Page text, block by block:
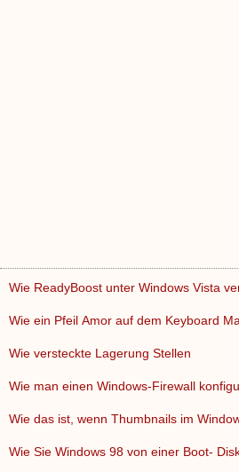
Wie ReadyBoost unter Windows Vista
Wie ein Pfeil Amor auf dem Keyboard
Wie versteckte Lagerung Stellen
Wie man einen Windows-Firewall
Wie Sie Windows 98 von einer Boot-